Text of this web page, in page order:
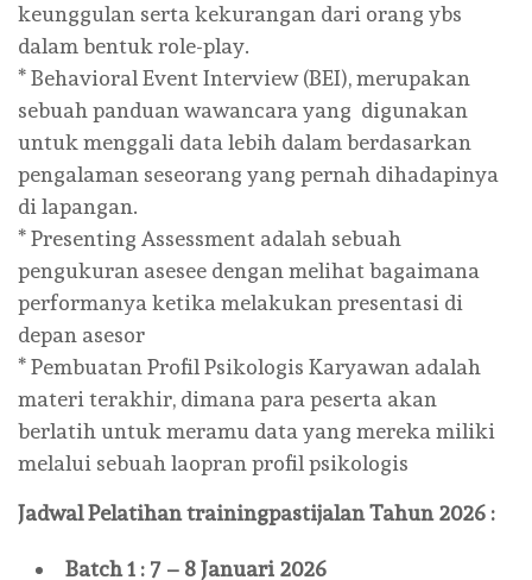
keunggulan serta kekurangan dari orang ybs
dalam bentuk role-play.
* Behavioral Event Interview (BEI), merupakan
sebuah panduan wawancara yang digunakan
untuk menggali data lebih dalam berdasarkan
pengalaman seseorang yang pernah dihadapinya
di lapangan.
* Presenting Assessment adalah sebuah
pengukuran asesee dengan melihat bagaimana
performanya ketika melakukan presentasi di
depan asesor
* Pembuatan Profil Psikologis Karyawan adalah
materi terakhir, dimana para peserta akan
berlatih untuk meramu data yang mereka miliki
melalui sebuah laopran profil psikologis
Jadwal PelatihantrainingpastijalanTahun 2026 :
Batch 1 : 7 – 8 Januari 2026